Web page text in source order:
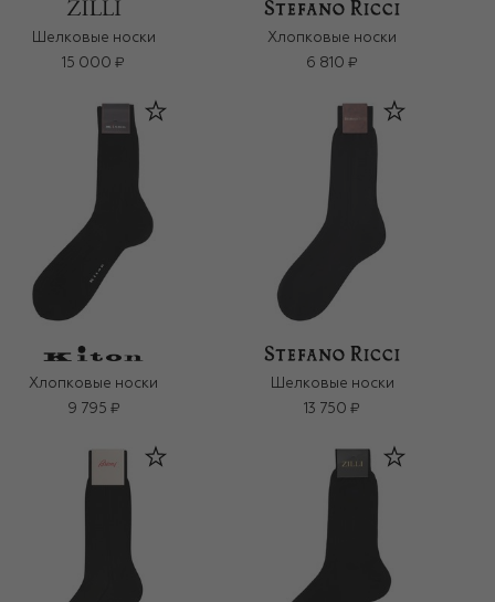
Шелковые носки
15 000 ₽
Хлопковые носки
6 810 ₽
Хлопковые носки
9 795 ₽
Шелковые носки
13 750 ₽